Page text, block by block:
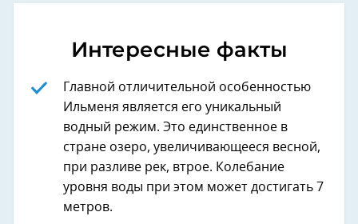
Интересные факты
Главной отличительной особенностью
Ильменя является его уникальный
водный режим. Это единственное в
стране озеро, увеличивающееся весной,
при разливе рек, втрое. Колебание
уровня воды при этом может достигать 7
метров.